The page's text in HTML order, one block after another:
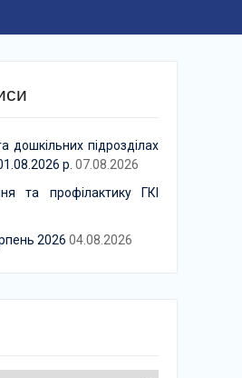
дошкільних підрозділах
р. 07.08.2026
та профілактику ГКІ
2026 04.08.2026